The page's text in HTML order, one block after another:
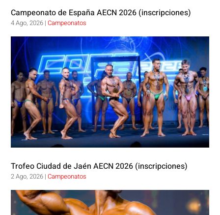
Campeonato de España AECN 2026 (inscripciones)
4 Ago, 2026 |Campeonatos
Trofeo Ciudad de Jaén AECN 2026 (inscripciones)
2 Ago, 2026 |Campeonatos